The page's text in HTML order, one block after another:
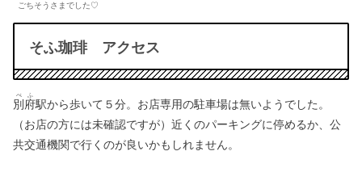
ごちそうさまでした♡
そふ珈琲 アクセス
別府
べふ
駅から歩いて５分。お店専用の駐車場は無いようでした。
（お店の方には未確認ですが）近くのパーキングに停めるか、公
共交通機関で行くのが良いかもしれません。